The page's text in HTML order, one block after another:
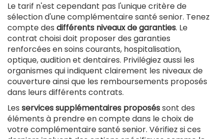
Le tarif n'est cependant pas l'unique critère de
sélection d'une complémentaire santé senior. Tenez
compte des différents niveaux de garanties. Le
contrat choisi doit proposer des garanties
renforcées en soins courants, hospitalisation,
optique, audition et dentaires. Privilégiez aussi les
organismes qui indiquent clairement les niveaux de
couverture ainsi que les remboursements proposés
dans leurs différents contrats.
Les services supplémentaires proposéssont des
éléments à prendre en compte dans le choix de
votre complémentaire santé senior. Vérifiez si ces